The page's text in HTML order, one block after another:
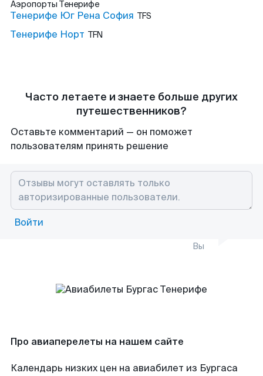
Аэропорты Тенерифе
Тенерифе Юг Рена София TFS
Тенерифе Норт TFN
Часто летаете и знаете больше других
путешественников?
Оставьте комментарий — он поможет
пользователям принять решение
Войти
Вы
Про авиаперелеты на нашем сайте
Календарь низких цен на авиабилет из Бургаса